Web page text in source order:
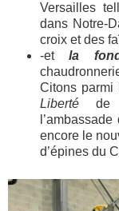
Versailles
dans Notre-
croix et des
-etla
Citons parmi
Liberté de
encore le
d’épines du